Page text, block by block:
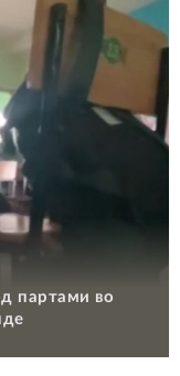
партами во